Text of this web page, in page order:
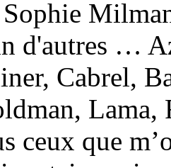
d'autres …
Cabrel,
Lama,
ceux que